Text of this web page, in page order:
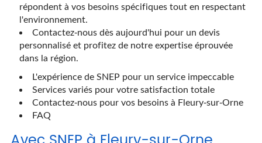
répondent à vos besoins spécifiques tout en respectant
l'environnement.
Contactez-nous dès aujourd'hui pour un devis
personnalisé et profitez de notre expertise éprouvée
dans la région.
L'expérience de SNEP pour un service impeccable
Services variés pour votre satisfaction totale
Contactez-nous pour vos besoins à Fleury-sur-Orne
FAQ